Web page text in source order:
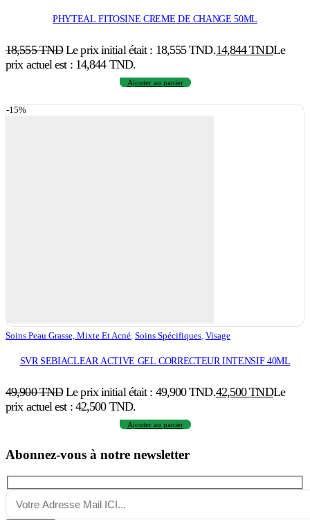
PHYTEAL FITOSINE CREME DE CHANGE 50ML
18,555TND Le prix initial était : 18,555 TND.14,844TNDLe
prix actuel est : 14,844 TND.
Ajouter au panier
-15%
Soins Peau Grasse, Mixte Et Acné, Soins Spécifiques, Visage
SVR SEBIACLEAR ACTIVE GEL CORRECTEUR INTENSIF 40ML
49,900TND Le prix initial était : 49,900 TND.42,500TNDLe
prix actuel est : 42,500 TND.
Ajouter au panier
Abonnez-vous à notre newsletter